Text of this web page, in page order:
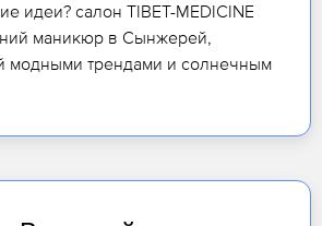
идеи? салон TIBET-MEDICINE
маникюр в Сынжерей,
модными трендами и солнечным